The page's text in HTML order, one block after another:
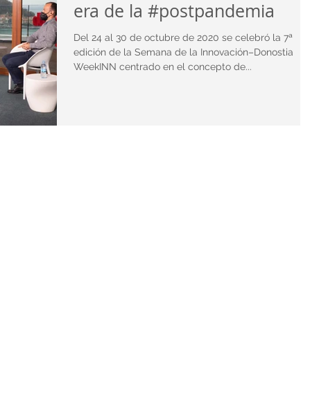
era de la #postpandemia
Del 24 al 30 de octubre de 2020 se celebró la 7ª
edición de la Semana de la Innovación–Donostia
WeekINN centrado en el concepto de...